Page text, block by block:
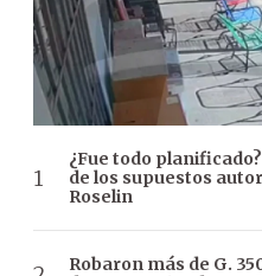
¿Fue todo
de los supuestos
Roselin
Robaron más de G.